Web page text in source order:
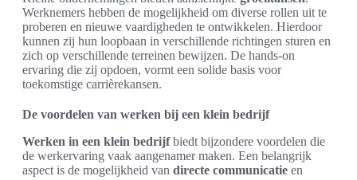
Werknemers hebben de mogelijkheid om diverse rollen uit te
proberen en nieuwe vaardigheden te ontwikkelen. Hierdoor
kunnen zij hun loopbaan in verschillende richtingen sturen en
zich op verschillende terreinen bewijzen. De hands-on
ervaring die zij opdoen, vormt een solide basis voor
toekomstige carrièrekansen.
De voordelen van werken bij een klein bedrijf
Werken in een klein bedrijfbiedt bijzondere voordelen die
de werkervaring vaak aangenamer maken. Een belangrijk
aspect is de mogelijkheid van directe communicatie en